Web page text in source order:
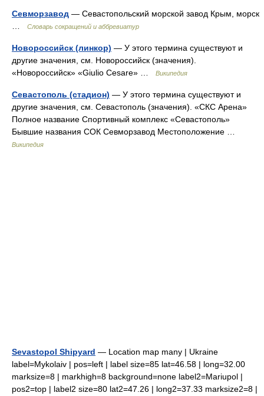
Севморзавод — Севастопольский морской завод Крым, морск
Словарь сокращений и аббревиатур
Новороссийск (линкор) — У этого термина существуют и
другие значения, см. Новороссийск (значения).
«Новороссийск» «Giulio Cesare» …
Википедия
Севастополь (стадион) — У этого термина существуют и
другие значения, см. Севастополь (значения). «СКС Арена»
Полное название Спортивный комплекс «Севастополь»
Бывшие названия СОК Севморзавод Местоположение …
Википедия
Sevastopol Shipyard — Location map many | Ukraine
label=Mykolaiv | pos=left | label size=85 lat=46.58 | long=32.00
marksize=8 | markhigh=8 background=none label2=Mariupol |
pos2=top | label2 size=80 lat2=47.26 | long2=37.33 marksize2=8 |